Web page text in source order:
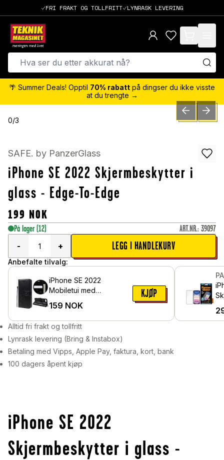
FRI FRAKT OG TOLLFRITT LYNRASK LEVERING
items in cart,
🌴 Summer Deals! Opptil 70% rabatt på dingser du ikke visste
at du trengte →
0/3 PREVIOUSNEXT
SAFE. by PanzerGlass
iPhone SE 2022 Skjermbeskytter i
glass - Edge-To-Edge
199 NOK
På lager (12) ART.NR.: 39097
-
+ LEGG I HANDLEKURV
Anbefalte tilvalg:
iPhone SE 2022
Mobiletui med
159 NOK
KJØP
Alltid fri frakt og tollfritt
Lynrask levering (Bring & Instabox)
Betaling med Vipps, Apple Pay, faktura, kort, bank
100 dagers åpent kjøp
iPhone SE 2022
Skjermbeskytter i glass -